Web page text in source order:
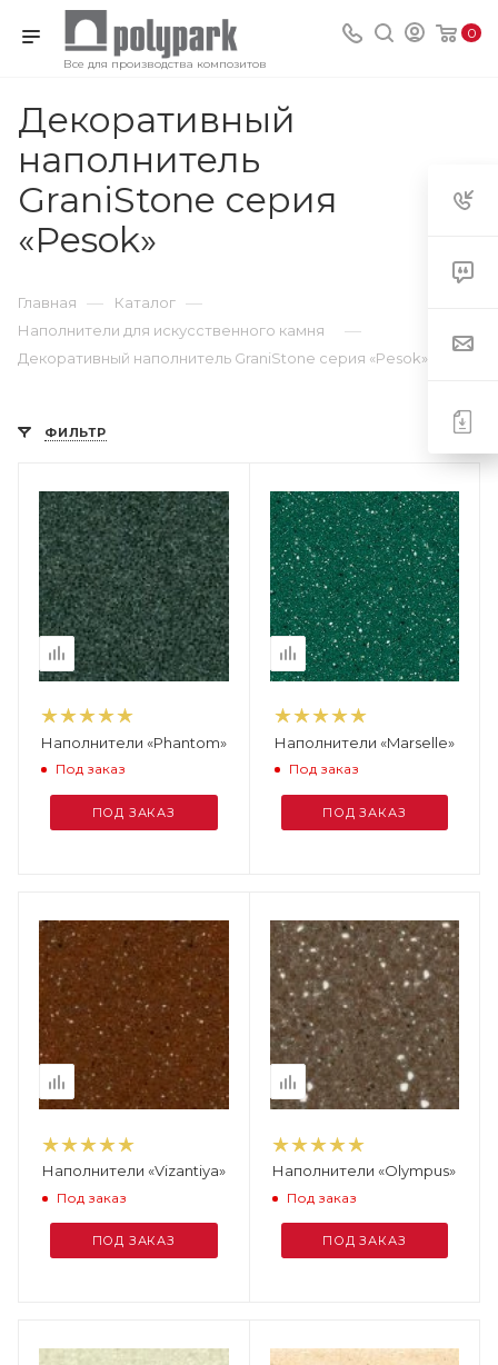
Все для производства композитов
0
Декоративный
наполнитель
GraniStone серия
«Pesok»
Главная — Каталог —
Наполнители для искусственного камня —
Декоративный наполнитель GraniStone серия «Pesok»
ФИЛЬТР
Наполнители «Phantom»
Под заказ
ПОД ЗАКАЗ
Наполнители «Marselle»
Под заказ
ПОД ЗАКАЗ
Наполнители «Vizantiya»
Под заказ
ПОД ЗАКАЗ
Наполнители «Olympus»
Под заказ
ПОД ЗАКАЗ